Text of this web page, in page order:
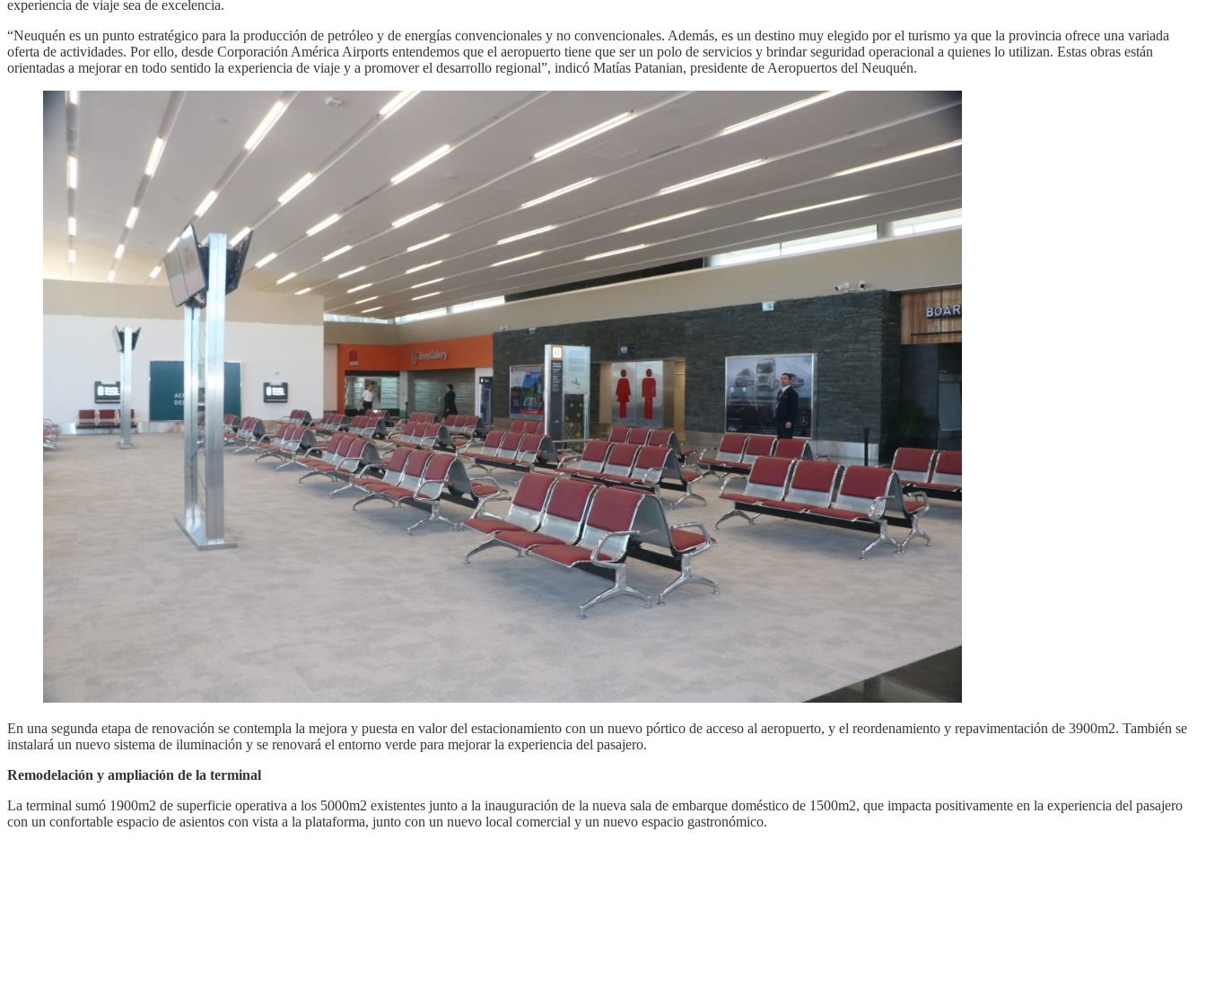
experiencia de viaje sea de excelencia.
“Neuquén es un punto estratégico para la producción de petróleo y de energías convencionales y no convencionales. Además, es un destino muy elegido por el turismo ya que la provincia ofrece una variada
oferta de actividades. Por ello, desde Corporación América Airports entendemos que el aeropuerto tiene que ser un polo de servicios y brindar seguridad operacional a quienes lo utilizan. Estas obras están
orientadas a mejorar en todo sentido la experiencia de viaje y a promover el desarrollo regional”, indicó Matías Patanian, presidente de Aeropuertos del Neuquén.
En una segunda etapa de renovación se contempla la mejora y puesta en valor del estacionamiento con un nuevo pórtico de acceso al aeropuerto, y el reordenamiento y repavimentación de 3900m2. También se
instalará un nuevo sistema de iluminación y se renovará el entorno verde para mejorar la experiencia del pasajero.
Remodelación y ampliación de la terminal
La terminal sumó 1900m2 de superficie operativa a los 5000m2 existentes junto a la inauguración de la nueva sala de embarque doméstico de 1500m2, que impacta positivamente en la experiencia del pasajero
con un confortable espacio de asientos con vista a la plataforma, junto con un nuevo local comercial y un nuevo espacio gastronómico.